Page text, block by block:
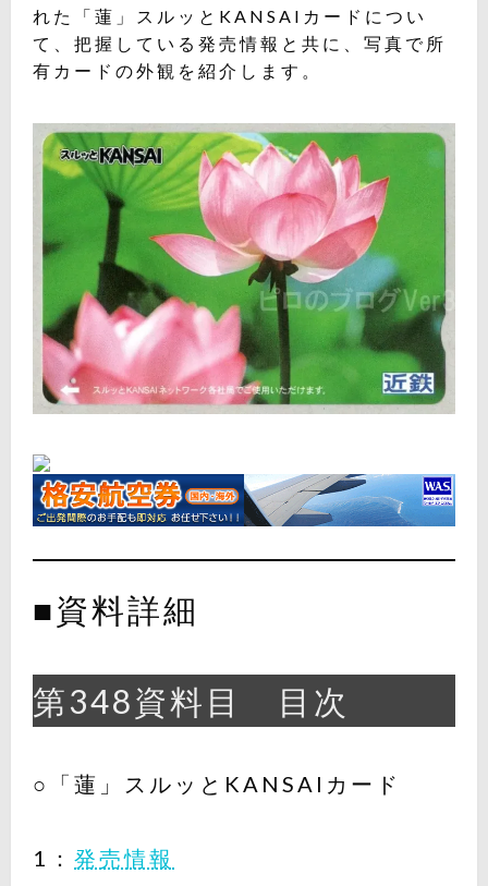
れた「蓮」スルッとKANSAIカードについ
て、把握している発売情報と共に、写真で所
有カードの外観を紹介します。
■資料詳細
第348資料目 目次
○「蓮」スルッとKANSAIカード
1： 発売情報